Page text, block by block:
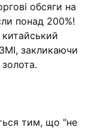
обсяги на
понад 200%!
закликаючи
тим, що "не